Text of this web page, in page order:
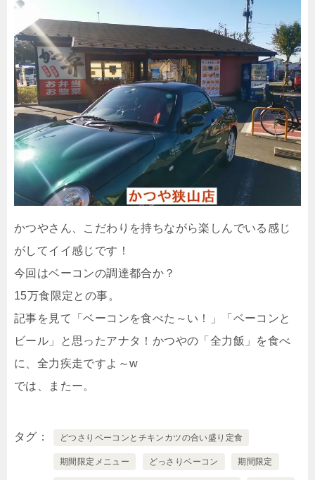
かつやさん、こだわりを持ちながら楽しんでいる感じ
がしてイイ感じです！
今回はベーコンの調達都合か？
15万食限定との事。
記事を見て「ベーコンを食べた～い！」「ベーコンと
ビール」と思ったアナタ！かつやの「全力飯」を食べ
に、全力疾走ですよ～w
では、またー。
タグ どつさりベーコンとチキンカツの合い盛り定食
期間限定メニュー どっさりベーコン 期間限定